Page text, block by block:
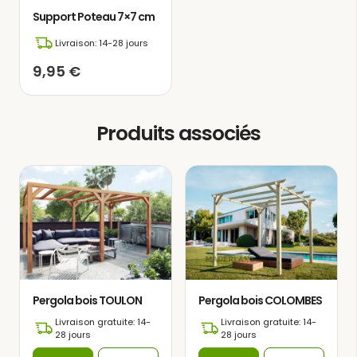
parfaits pour savourer la lecture dans
un environnement serein et paisible.
Support Poteau 7×7 cm
Livraison: 14-28 jours
9,95 €
Produits associés
Pergola bois TOULON
Livraison gratuite: 14-
28 jours
Pergola bois COLOMBES
Livraison gratuite: 14-
28 jours